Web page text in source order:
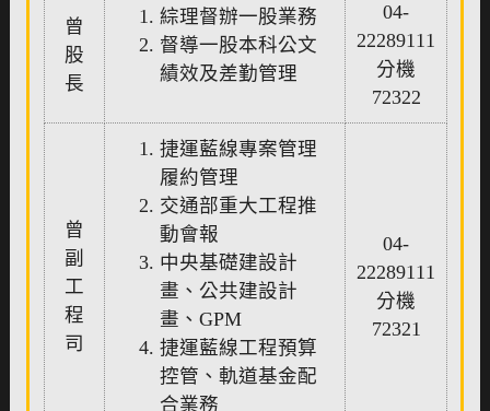
曾
股
長
綜理督辦一股業務
督導一股本科公文
績效及差勤管理
04-
22289111
分機
72322
曾
副
工
程
司
捷運藍線專案管理
履約管理
交通部重大工程推
動會報
中央基礎建設計
畫、公共建設計
畫、GPM
捷運藍線工程預算
控管、軌道基金配
合業務
04-
22289111
分機
72321